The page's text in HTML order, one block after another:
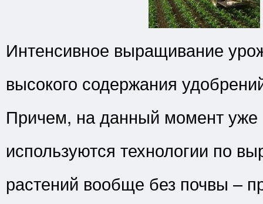
Интенсивное выращивание
высокого содержания
Причем, на данный момент уже
используются технологии по
растений вообще без почвы –